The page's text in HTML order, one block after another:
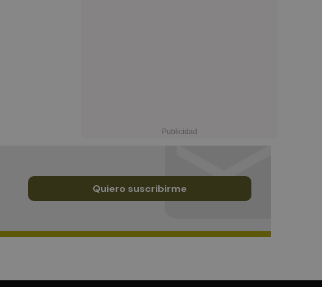
Quiero suscribirme